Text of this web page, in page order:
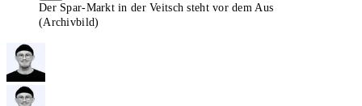
Der Spar-Markt in der Veitsch steht vor dem Aus
(Archivbild)